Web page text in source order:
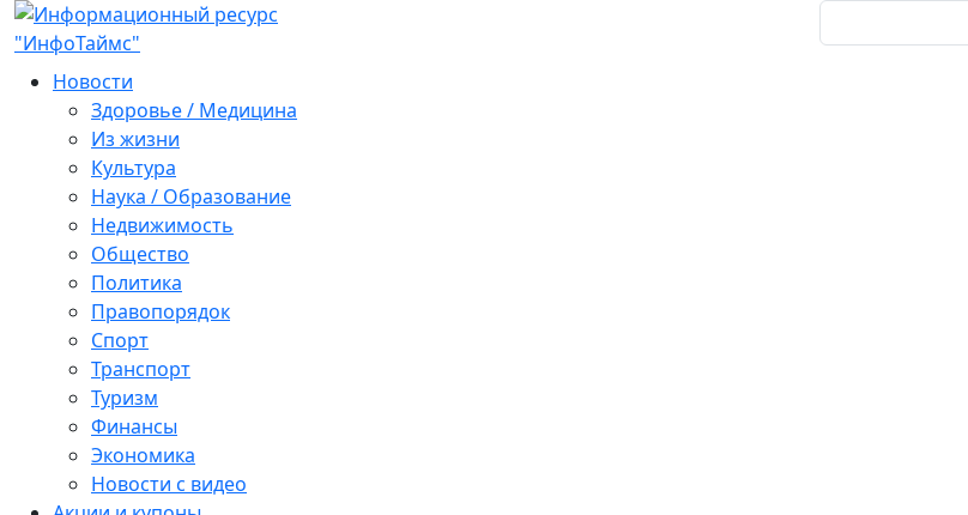
Новости
Здоровье / Медицина
Из жизни
Культура
Наука / Образование
Недвижимость
Общество
Политика
Правопорядок
Спорт
Транспорт
Туризм
Финансы
Экономика
Новости с видео